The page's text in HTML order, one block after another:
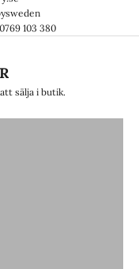
103 380
sälja i butik.